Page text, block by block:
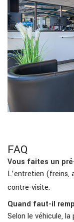
FAQ
Vous faites un
L’entretien (freins,
contre-visite.
Quand faut-il
Selon le véhicule,